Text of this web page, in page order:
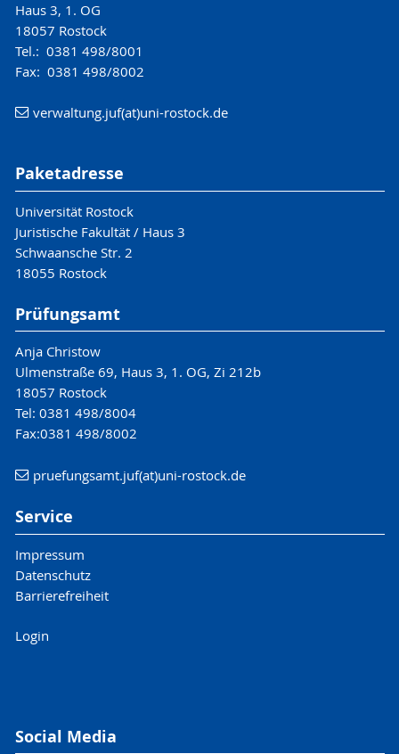
Haus 3, 1. OG
18057 Rostock
Tel.: 0381 498/8001
Fax: 0381 498/8002
verwaltung.juf(at)uni-rostock.de
Paketadresse
Universität Rostock
Juristische Fakultät / Haus 3
Schwaansche Str. 2
18055 Rostock
Prüfungsamt
Anja Christow
Ulmenstraße 69, Haus 3, 1. OG, Zi 212b
18057 Rostock
Tel: 0381 498/8004
Fax:0381 498/8002
pruefungsamt.juf(at)uni-rostock.de
Service
Impressum
Datenschutz
Barrierefreiheit
Login
Social Media